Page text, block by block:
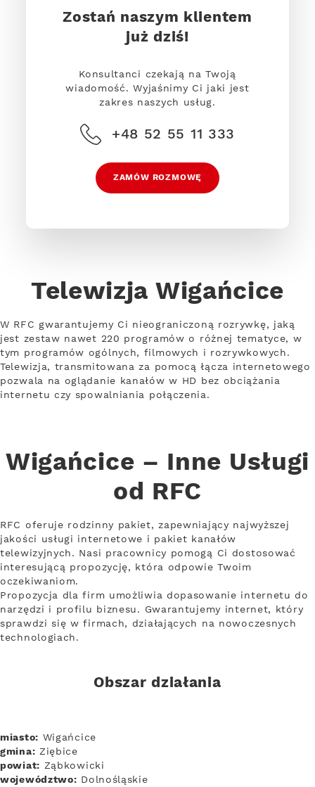
Zostań naszym klientem
już dziś!
Konsultanci czekają na Twoją
wiadomość. Wyjaśnimy Ci jaki jest
zakres naszych usług.
+48 52 55 11 333
ZAMÓW ROZMOWĘ
Telewizja Wigańcice
W RFC gwarantujemy Ci nieograniczoną rozrywkę, jaką
jest zestaw nawet 220 programów o różnej tematyce, w
tym programów ogólnych, filmowych i rozrywkowych.
Telewizja, transmitowana za pomocą łącza internetowego
pozwala na oglądanie kanałów w HD bez obciążania
internetu czy spowalniania połączenia.
Wigańcice – Inne Usługi
od RFC
RFC oferuje rodzinny pakiet, zapewniający najwyższej
jakości usługi internetowe i pakiet kanałów
telewizyjnych. Nasi pracownicy pomogą Ci dostosować
interesującą propozycję, która odpowie Twoim
oczekiwaniom.
Propozycja dla firm umożliwia dopasowanie internetu do
narzędzi i profilu biznesu. Gwarantujemy internet, który
sprawdzi się w firmach, działających na nowoczesnych
technologiach.
Obszar działania
miasto: Wigańcice
gmina: Ziębice
powiat: Ząbkowicki
województwo: Dolnośląskie